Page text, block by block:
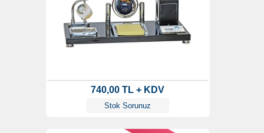
740,00 TL + KDV
Stok Sorunuz